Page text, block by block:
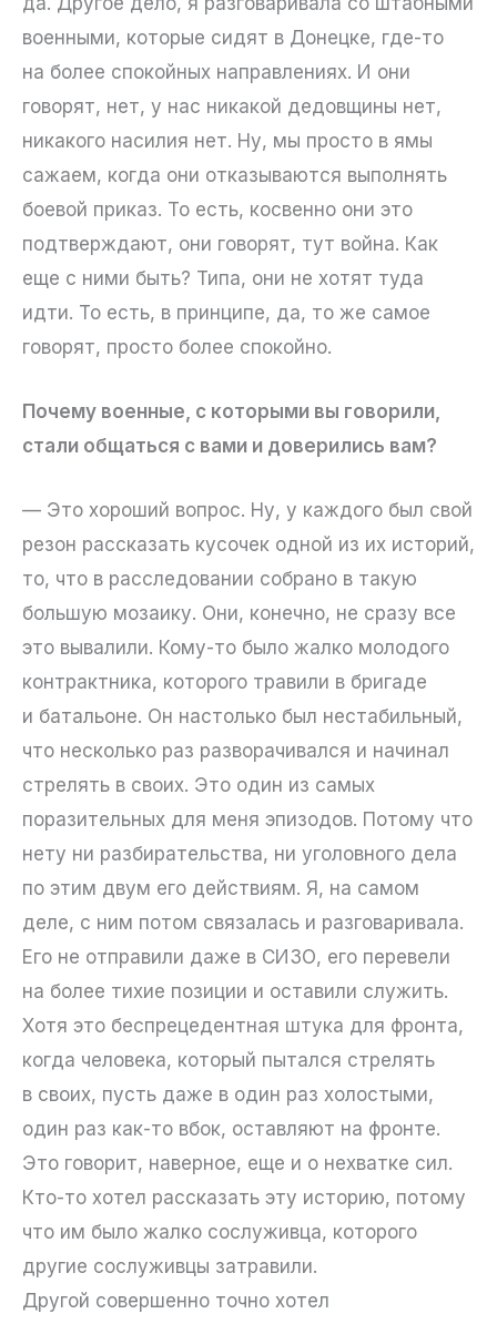
военными, которые сидят в Донецке, где-то
на более спокойных направлениях. И они
говорят, нет, у нас никакой дедовщины нет,
никакого насилия нет. Ну, мы просто в ямы
сажаем, когда они отказываются выполнять
боевой приказ. То есть, косвенно они это
подтверждают, они говорят, тут война. Как
еще с ними быть? Типа, они не хотят туда
идти. То есть, в принципе, да, то же самое
говорят, просто более спокойно.
Почему военные, с которыми вы говорили,
стали общаться с вами и доверились вам?
— Это хороший вопрос. Ну, у каждого был свой
резон рассказать кусочек одной из их историй,
то, что в расследовании собрано в такую
большую мозаику. Они, конечно, не сразу все
это вывалили. Кому-то было жалко молодого
контрактника, которого травили в бригаде
и батальоне. Он настолько был нестабильный,
что несколько раз разворачивался и начинал
стрелять в своих. Это один из самых
поразительных для меня эпизодов. Потому что
нету ни разбирательства, ни уголовного дела
по этим двум его действиям. Я, на самом
деле, с ним потом связалась и разговаривала.
Его не отправили даже в СИЗО, его перевели
на более тихие позиции и оставили служить.
Хотя это беспрецедентная штука для фронта,
когда человека, который пытался стрелять
в своих, пусть даже в один раз холостыми,
один раз как-то вбок, оставляют на фронте.
Это говорит, наверное, еще и о нехватке сил.
Кто-то хотел рассказать эту историю, потому
что им было жалко сослуживца, которого
другие сослуживцы затравили.
Другой совершенно точно хотел